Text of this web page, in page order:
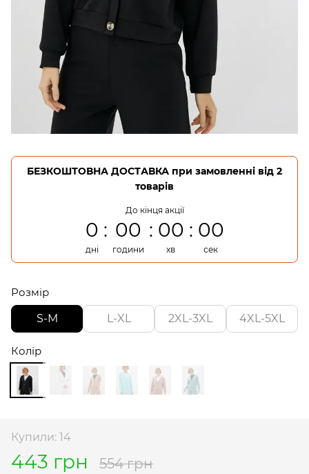
БЕЗКОШТОВНА ДОСТАВКА при замовленні від 2
товарів
До кінця акції
0
дні
00
години
00
хв
00
сек
Розмір
S-M
L-XL 2XL-3XL 4XL-5XL
Колір
Купили: 14
443 грн 554 грн